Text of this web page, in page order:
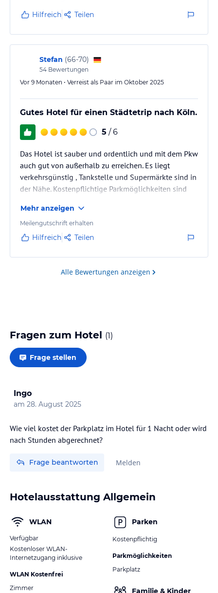
Hilfreich Teilen
Stefan (66-70)
54 Bewertungen
Vor 9 Monaten • Verreist als Paar im Oktober 2025
Gutes Hotel für einen Städtetrip nach Köln.
5 / 6
Das Hotel ist sauber und ordentlich und mit dem Pkw
auch gut von außerhalb zu erreichen. Es liegt
verkehrsgünstig , Tankstelle und Supermärkte sind in
der Nähe. Kostenpflichtige Parkmöglichkeiten sind
Mehr anzeigen
Meilengutschrift erhalten
Hilfreich Teilen
Alle Bewertungen anzeigen
Fragen zum Hotel (1)
Frage stellen
Ingo
am 28. August 2025
Wie viel kostet der Parkplatz im Hotel für 1 Nacht oder wird
nach Stunden abgerechnet?
Frage beantworten Melden
Hotelausstattung Allgemein
WLAN
Verfügbar
Kostenloser WLAN-
Internetzugang inklusive
WLAN Kostenfrei
Zimmer
Parken
Kostenpflichtig
Parkmöglichkeiten
Parkplatz
Familie & Kinder